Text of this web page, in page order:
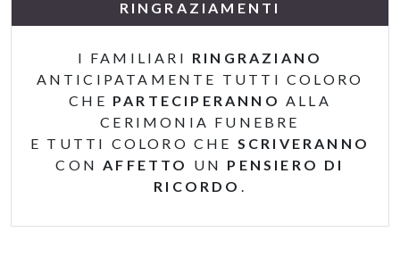
RINGRAZIAMENTI
I FAMILIARI RINGRAZIANO
ANTICIPATAMENTE TUTTI COLORO
CHE PARTECIPERANNO ALLA
CERIMONIA FUNEBRE
E TUTTI COLORO CHE SCRIVERANNO
CON AFFETTO UN PENSIERO DI
RICORDO